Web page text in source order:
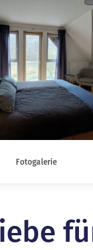
Fotogalerie